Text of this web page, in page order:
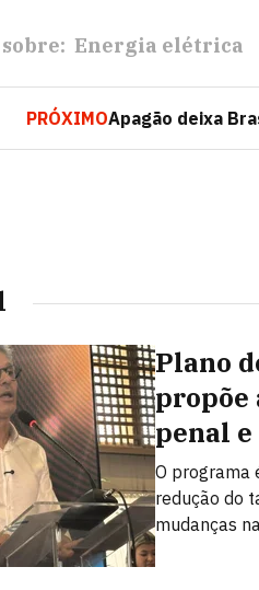
Energia elétrica
PRÓXIMOApagão deixa
Plano
propõe
penal
O programa
redução do
mudanças